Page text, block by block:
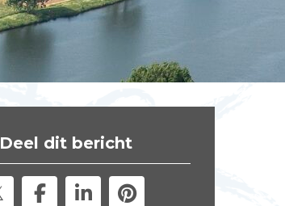
Deel dit bericht